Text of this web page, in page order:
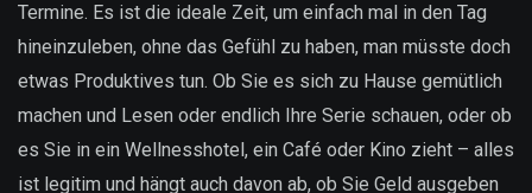
Termine. Es ist die ideale Zeit, um einfach mal in den Tag
hineinzuleben, ohne das Gefühl zu haben, man müsste doch
etwas Produktives tun. Ob Sie es sich zu Hause gemütlich
machen und Lesen oder endlich Ihre Serie schauen, oder ob
es Sie in ein Wellnesshotel, ein Café oder Kino zieht – alles
ist legitim und hängt auch davon ab, ob Sie Geld ausgeben